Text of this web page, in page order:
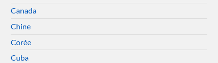
Canada
Chine
Corée
Cuba